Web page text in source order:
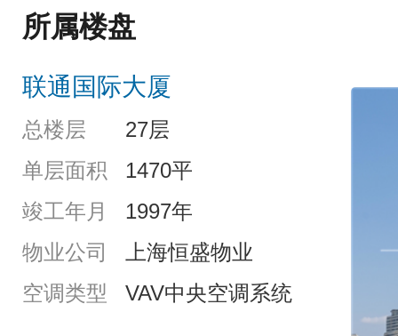
所属楼盘
联通国际大厦
总楼层
27层
单层面积
1470平
竣工年月
1997年
物业公司
上海恒盛物业
空调类型
VAV中央空调系统